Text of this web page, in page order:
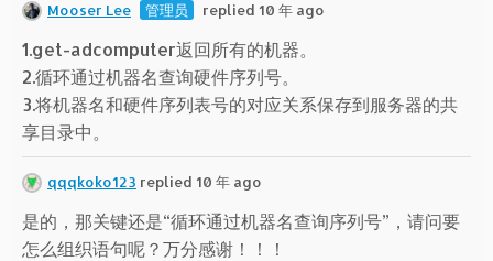
Mooser Lee 管理员 replied 10 年 ago
1.get-adcomputer返回所有的机器。
2.循环通过机器名查询硬件序列号。
3.将机器名和硬件序列表号的对应关系保存到服务器的共
享目录中。
qqqkoko123 replied 10 年 ago
是的，那关键还是“循环通过机器名查询序列号”，请问要
怎么组织语句呢？万分感谢！！！